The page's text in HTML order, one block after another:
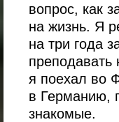
вопрос, как
на жизнь. Я
на три года
преподавать
я поехал во
в Германию,
знакомые.